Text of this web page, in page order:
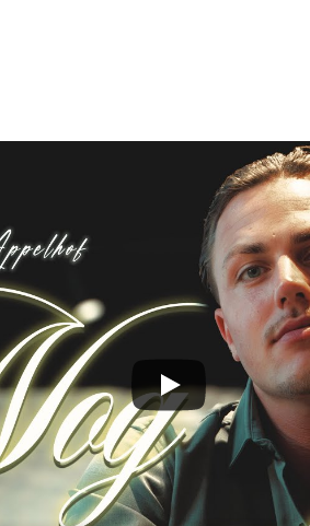
MET
alleen leunt op het bekende
producties en toegankelijke
feestshow, maar als
zonder het brede
commercieel interessant. Hij
van het volkse en
een frisse energie die goed
en evenementen waar het
staat er niet omheen te draaien:
optreden echt een moment
LIVE